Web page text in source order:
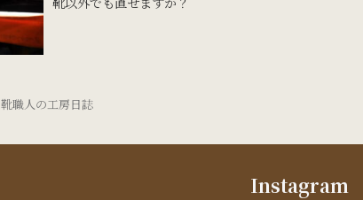
靴職人の工房日誌
Instagram